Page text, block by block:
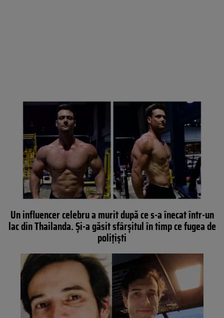
Un influencer celebru a murit după ce s-a înecat într-un
lac din Thailanda. Și-a găsit sfârșitul în timp ce fugea de
polițiști